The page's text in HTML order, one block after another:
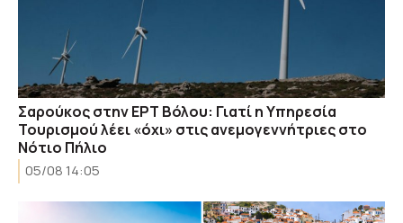
Σαρούκος στην ΕΡΤ Βόλου: Γιατί η Υπηρεσία
Τουρισμού λέει «όχι» στις ανεμογεννήτριες στο
Νότιο Πήλιο
05/08 14:05